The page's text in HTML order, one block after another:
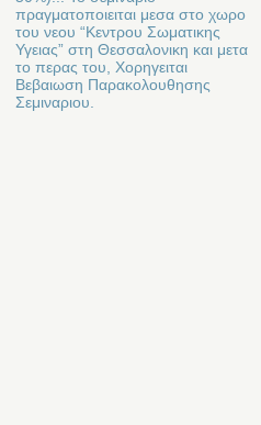
πραγματοποιειται μεσα στο χωρο
του νεου “Κεντρου Σωματικης
Υγειας” στη Θεσσαλονικη και μετα
το περας του, Χορηγειται
Βεβαιωση Παρακολουθησης
Σεμιναριου.